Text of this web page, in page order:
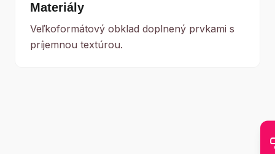
Materiály
Veľkoformátový obklad doplnený prvkami s
príjemnou textúrou.